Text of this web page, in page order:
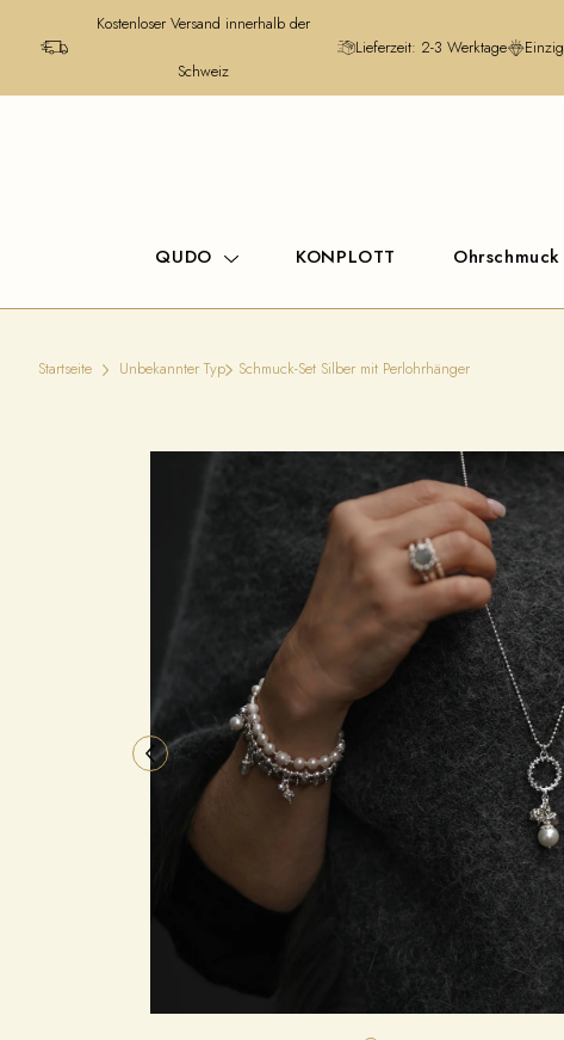
Kostenloser Versand innerhalb der
Schweiz
Lieferzeit: 2-3 Werktage
QUDO KONPLOTT Ohrschmuck
Startseite Unbekannter Typ Schmuck-Set Silber mit Perlohrhänger